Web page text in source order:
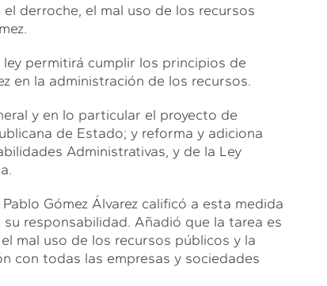
derroche, el mal uso de los recursos
permitirá cumplir los principios de
en la administración de los recursos.
y en lo particular el proyecto de
de Estado; y reforma y adiciona
Administrativas, y de la Ley
Gómez Álvarez calificó a esta medida
responsabilidad. Añadió que la tarea es
mal uso de los recursos públicos y la
con todas las empresas y sociedades